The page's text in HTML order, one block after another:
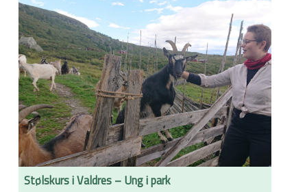
Stølskurs i Valdres – Ung i park